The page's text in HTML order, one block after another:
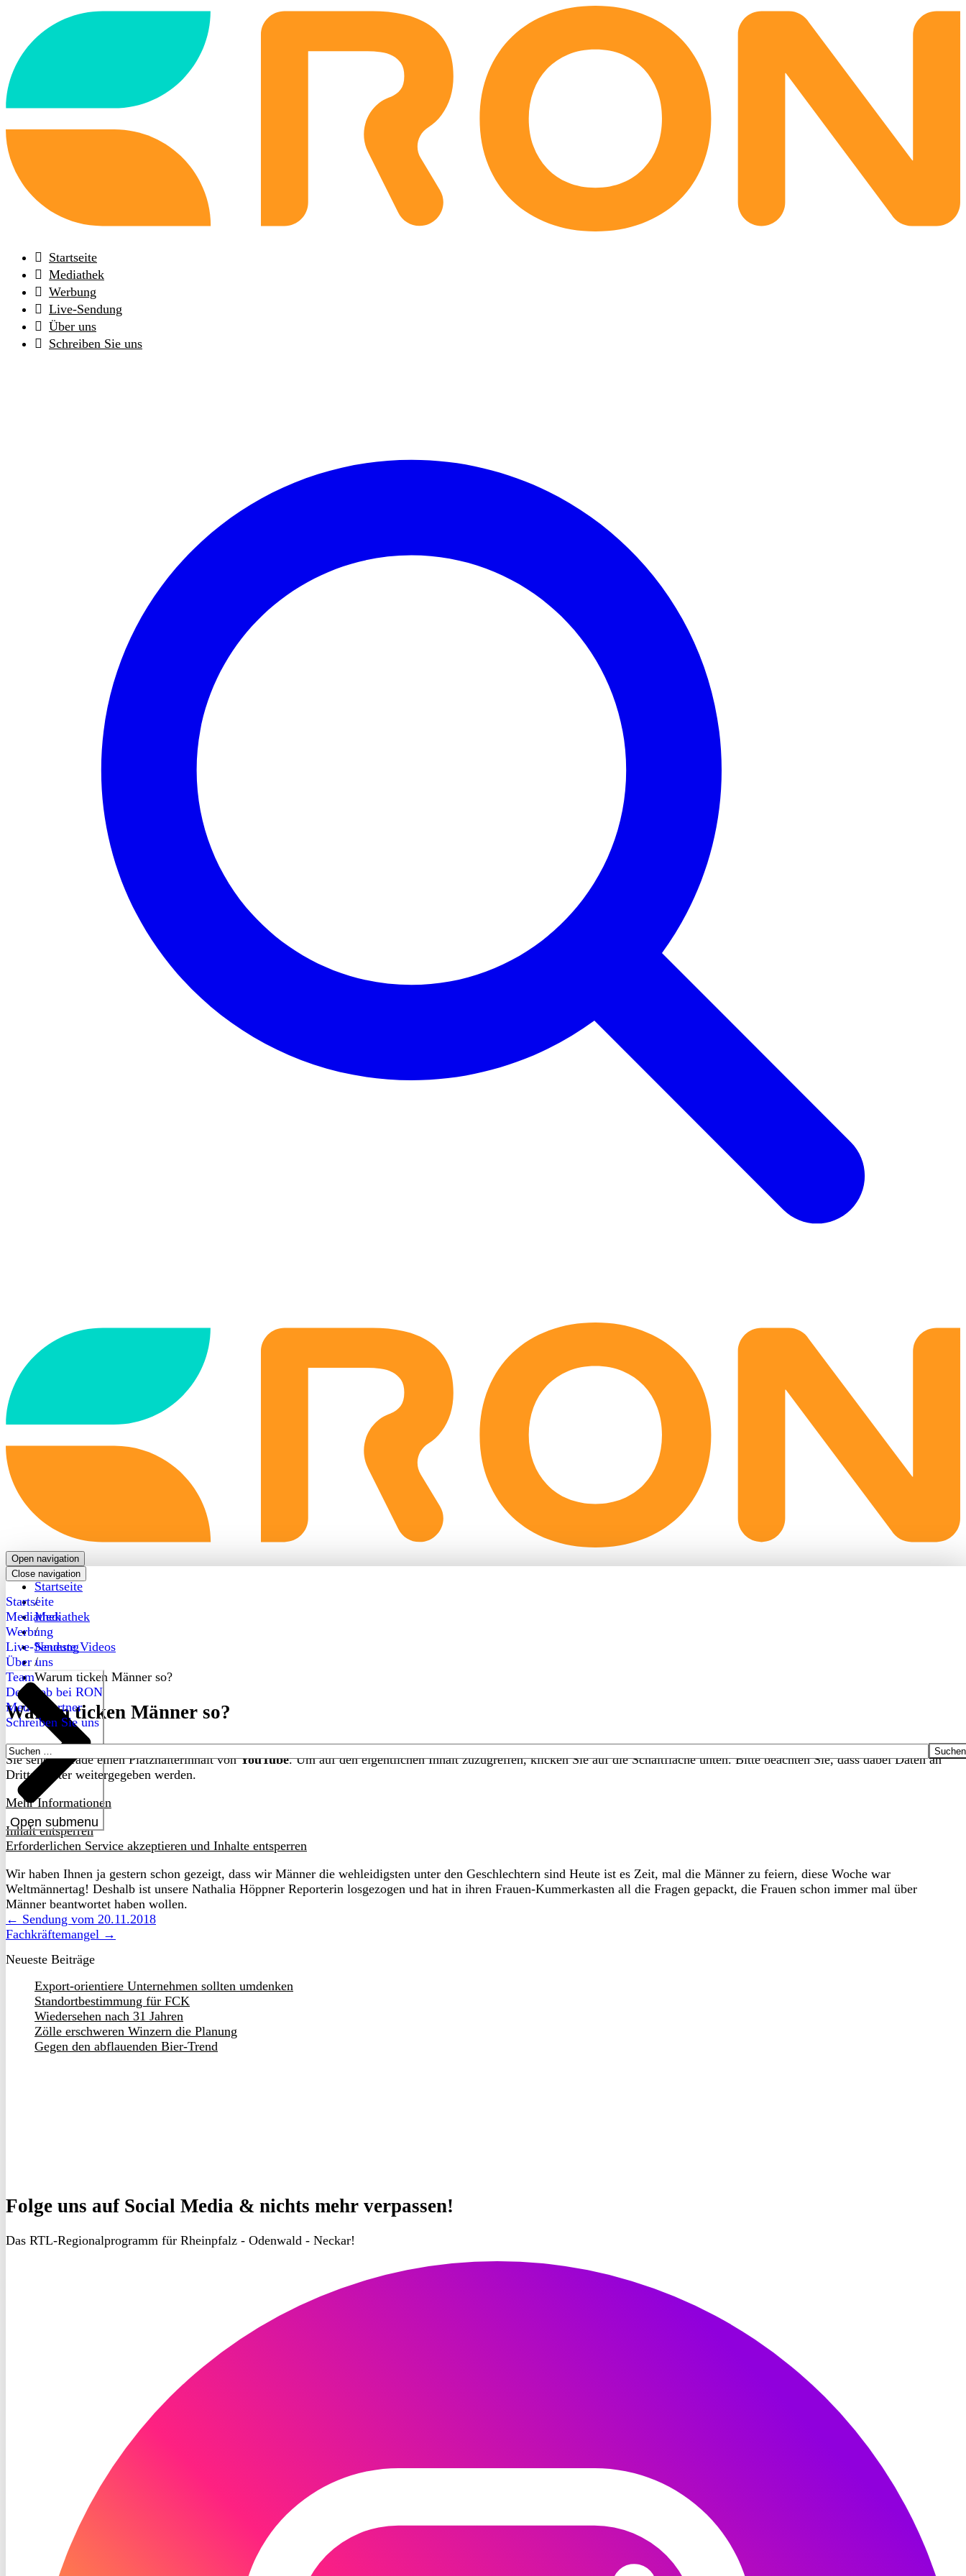
frontpage
Startseite
Mediathek
Werbung
Live-Sendung
Über uns
Schreiben Sie uns
frontpage
Open navigation
Close navigation
Startseite
Mediathek
Werbung
Live-Sendung
Über uns
Open submenu
Team
Dein Job bei RON
Medienpartner
Schreiben Sie uns
Suchen
nach:
Startseite
/
Mediathek
/
Neueste Videos
/
Warum ticken Männer so?
Warum ticken Männer so?
Sie sehen gerade einen Platzhalterinhalt vonYouTube. Um auf den eigentlichen Inhalt zuzugreifen, klicken Sie auf die Schaltfläche unten. Bitte beachten Sie, dass dabei Daten an
Drittanbieter weitergegeben werden.
Mehr Informationen
Inhalt entsperren
Erforderlichen Service akzeptieren und Inhalte entsperren
Wir haben Ihnen ja gestern schon gezeigt, dass wir Männer die wehleidigsten unter den Geschlechtern sind Heute ist es Zeit, mal die Männer zu feiern, diese Woche war
Weltmännertag! Deshalb ist unsere Nathalia Höppner Reporterin losgezogen und hat in ihren Frauen-Kummerkasten all die Fragen gepackt, die Frauen schon immer mal über
Männer beantwortet haben wollen.
← Sendung vom 20.11.2018
Fachkräftemangel →
Neueste Beiträge
Export-orientiere Unternehmen sollten umdenken
Standortbestimmung für FCK
Wiedersehen nach 31 Jahren
Zölle erschweren Winzern die Planung
Gegen den abflauenden Bier-Trend
Folge uns auf Social Media & nichts mehr verpassen!
Das RTL-Regionalprogramm für Rheinpfalz - Odenwald - Neckar!